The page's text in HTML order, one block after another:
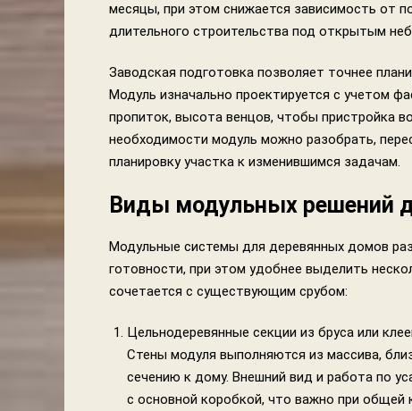
месяцы, при этом снижается зависимость от
длительного строительства под открытым
Заводская подготовка позволяет точнее
Модуль изначально проектируется с учетом
пропиток, высота венцов, чтобы пристройка
необходимости модуль можно разобрать,
планировку участка к изменившимся задачам.
Виды модульных решений
Модульные системы для деревянных домов
готовности, при этом удобнее выделить
сочетается с существующим срубом:
Цельнодеревянные секции из бруса или
Стены модуля выполняются из массива,
сечению к дому. Внешний вид и работа по
с основной коробкой, что важно при общей